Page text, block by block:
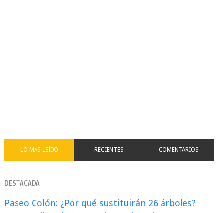
LO MÁS LEÍDO RECIENTES COMENTARIOS
DESTACADA
Paseo Colón: ¿Por qué sustituirán 26 árboles?